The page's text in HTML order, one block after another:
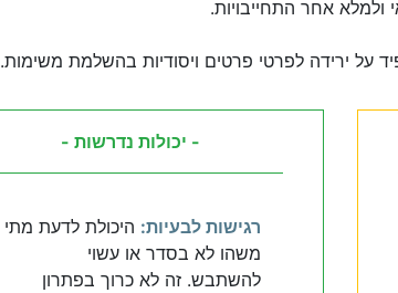
ולמלא אחר התחייבויות.
על ירידה לפרטי פרטים ויסודיות בהשלמת משימות.
- יכולות נדרשות -
רגישות לבעיות: היכולת לדעת מתי
משהו לא בסדר או עשוי
להשתבש. זה לא כרוך בפתרון